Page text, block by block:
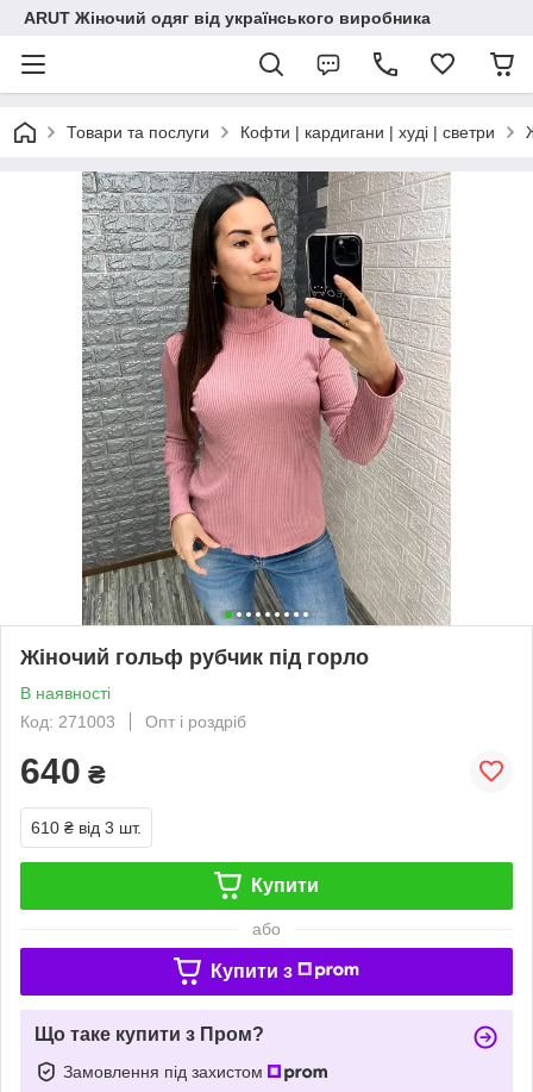
ARUT Жіночий одяг від українського виробника
Товари та послуги Кофти | кардигани | худі | светри
Жіночий гольф рубчик під горло
В наявності
Код: 271003
Опт і роздріб
640 ₴
610 ₴ від 3 шт.
Купити
або
Купити з
Що таке купити з Пром?
Замовлення під захистом